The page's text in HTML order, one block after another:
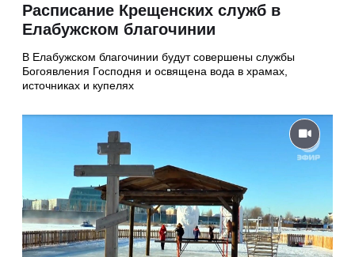
Расписание Крещенских служб в
Елабужском благочинии
В Елабужском благочинии будут совершены службы
Богоявления Господня и освящена вода в храмах,
источниках и купелях